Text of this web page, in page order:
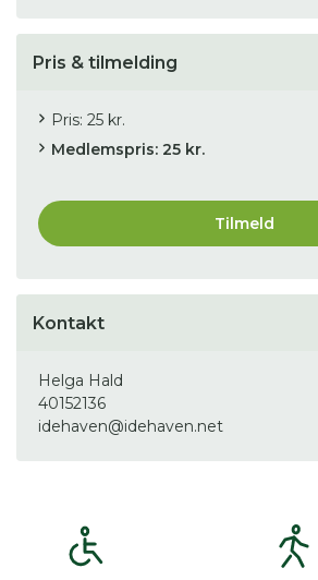
Pris & tilmelding
Pris: 25 kr.
Medlemspris: 25 kr.
Tilmeld
Kontakt
Helga Hald
40152136
idehaven@idehaven.net